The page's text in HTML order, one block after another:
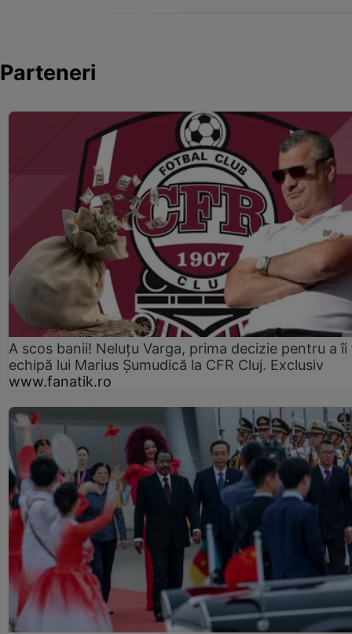
Parteneri
A scos banii! Neluțu Varga, prima decizie pentru a îi
echipă lui Marius Șumudică la CFR Cluj. Exclusiv
www.fanatik.ro